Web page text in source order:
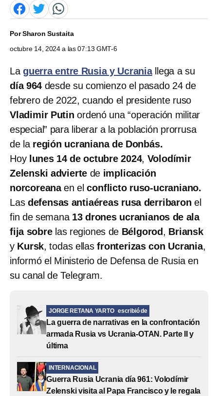
PorSharon Sustaita
octubre 14, 2024 a las 07:13 GMT-6
La guerra entre Rusia y Ucraniallega a su
día 964 desde su comienzo el pasado 24 de
febrero de 2022, cuando el presidente ruso
Vladimir Putinordenó una “operación militar
especial” para liberar a la población prorrusa
de la región ucraniana de Donbás.
Hoy lunes 14 de octubre 2024, Volodímir
Zelenski advierte de implicación
norcoreanaen elconflicto ruso-ucraniano.
Las defensas antiaéreas rusa derribaron el
fin de semana 13 drones ucranianos de ala
fija sobre las regiones de Bélgorod , Briansk
y Kursk, todas ellasfronterizas con Ucrania,
informó el Ministerio de Defensa de Rusia en
su canal de Telegram.
JORGE RETANA YARTO escribió de
La guerra de narrativas en la confrontación
armada Rusia vs Ucrania-OTAN. Parte II y
última
INTERNACIONAL
Guerra Rusia Ucrania día 961: Volodímir
Zelenski visita al Papa Francisco y le regala